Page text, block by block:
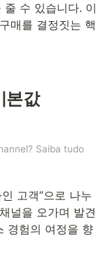
줄 수 있습니다. 이
매를 결정짓는 핵
본값
Saiba tudo
고객”으로 나누
널을 오가며 발견
경험의 여정을 향